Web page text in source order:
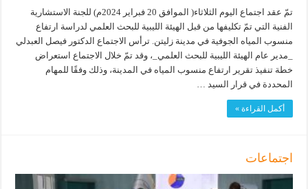
تمّ عقد اجتماع اليوم الثلاثاء( الموافق 20 فبراير 2024م) للجنة الاستشارية
الفنية التي تمّ تكليفها من قبل الهيئة الليبية للبحث العلمي لدراسة ارتفاع
منسوب المياه الجوفية في مدينة زليتن. ترأس الاجتماع الدكتور فيصل العبدلي
_مدير عام الهيئة الليبية للبحث العلمي_، وقد تمّ خلال الاجتماع استعراض
خطة تنفيذ تقرير ارتفاع منسوب المياه في المدينة، وذلك وفقًا للمهام
المحددة في قرار السيد …
أكمل القراءة »
اجتماعات